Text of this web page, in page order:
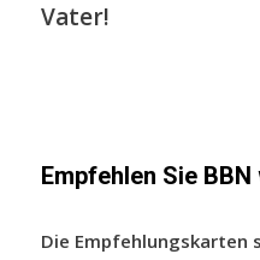
Vater!
Empfehlen Sie
Die Empfehlungskarten